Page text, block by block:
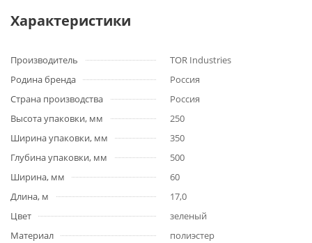
Характеристики
Производитель
TOR Industries
Родина бренда
Россия
Страна производства
Россия
Высота упаковки, мм
250
Ширина упаковки, мм
350
Глубина упаковки, мм
500
Ширина, мм
60
Длина, м
17,0
Цвет
зеленый
Материал
полиэстер